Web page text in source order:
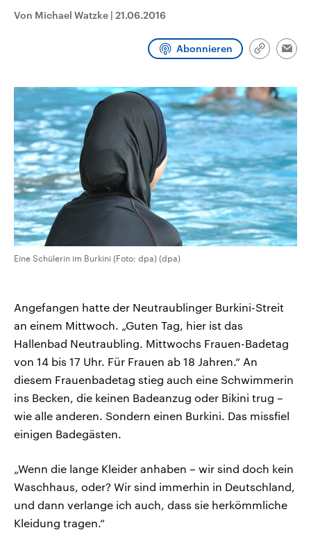
Wahl.
Von Michael Watzke | 21.06.2016
Abonnieren
Link
Eine Schülerin im Burkini (Foto: dpa) (dpa)
Angefangen hatte der Neutraublinger Burkini-Streit
an einem Mittwoch. „Guten Tag, hier ist das
Hallenbad Neutraubling. Mittwochs Frauen-Badetag
von 14 bis 17 Uhr. Für Frauen ab 18 Jahren.“ An
diesem Frauenbadetag stieg auch eine Schwimmerin
ins Becken, die keinen Badeanzug oder Bikini trug –
wie alle anderen. Sondern einen Burkini. Das missfiel
einigen Badegästen.
„Wenn die lange Kleider anhaben – wir sind doch kein
Waschhaus, oder? Wir sind immerhin in Deutschland,
und dann verlange ich auch, dass sie herkömmliche
Kleidung tragen.“